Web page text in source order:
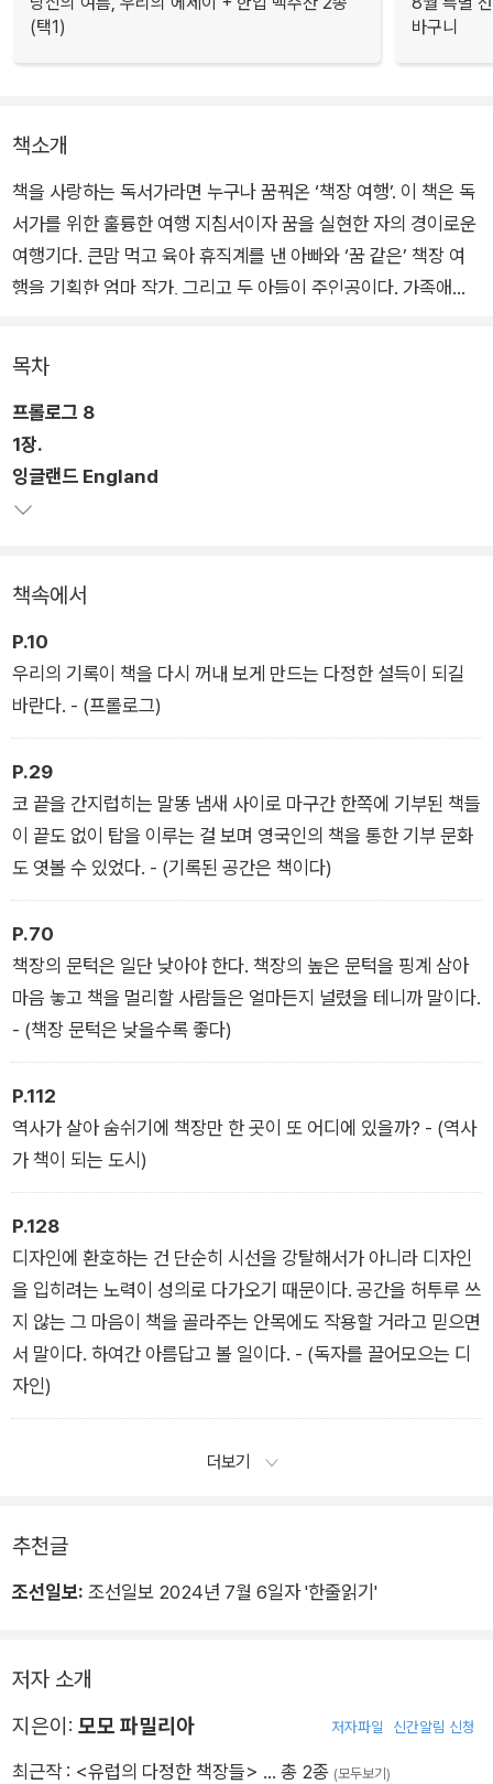
(택1)
바구니
책소개
책을 사랑하는 독서가라면 누구나 꿈꿔온 ‘책장 여행’. 이 책은 독
서가를 위한 훌륭한 여행 지침서이자 꿈을 실현한 자의 경이로운
여행기다. 큰맘 먹고 육아 휴직계를 낸 아빠와 ‘꿈 같은’ 책장 여
행을 기획한 엄마 작가, 그리고 두 아들이 주인공이다. 가족애로
대한 도서관은 물론 구도심 한편의 소박한 책방들을 찾아 나선다.
책을 주제로 한 대화는 만국 공통의 소통 방법이다. 언어의 장벽
을 가뿐히 넘고, 인연은 물 흐르듯 이어진다. 책장 여행은 끝내 책
너머의 사람을 향한 이야기로 나아간다. 지은이와 편집자·마케터·
서점 판매원·도서관 사서 그리고 책을 집어 든 독자까지. 로마 카
다.
이 책은 유럽의 또 다른 매력을 발견하게 해준다. 오랜 기간 준비
한 여행인 만큼, 모모 파밀리아가 방문한 책장들은 그 이름만 들
어도 여행 욕구가 샘솟는다. 익히 유명한 렐루 서점과 파리의 셰
익스피어 앤 컴퍼니는 물론, 에스토니아 탈린의 중앙 도서관, 몬
테네그로 비하치의 공립 도서관 등 저마다 역사·문화적으로 의미
깊은 책장들이 등장한다.
목차
프롤로그 8
1장.
잉글랜드 England
책속에서
P.10
우리의 기록이 책을 다시 꺼내 보게 만드는 다정한 설득이 되길
바란다. - (프롤로그)
P.29
코 끝을 간지럽히는 말똥 냄새 사이로 마구간 한쪽에 기부된 책들
이 끝도 없이 탑을 이루는 걸 보며 영국인의 책을 통한 기부 문화
도 엿볼 수 있었다. - (기록된 공간은 책이다)
P.70
책장의 문턱은 일단 낮아야 한다. 책장의 높은 문턱을 핑계 삼아
마음 놓고 책을 멀리할 사람들은 얼마든지 널렸을 테니까 말이다.
- (책장 문턱은 낮을수록 좋다)
P.112
역사가 살아 숨쉬기에 책장만 한 곳이 또 어디에 있을까? - (역사
가 책이 되는 도시)
P.128
디자인에 환호하는 건 단순히 시선을 강탈해서가 아니라 디자인
을 입히려는 노력이 성의로 다가오기 때문이다. 공간을 허투루 쓰
지 않는 그 마음이 책을 골라주는 안목에도 작용할 거라고 믿으면
서 말이다. 하여간 아름답고 볼 일이다. - (독자를 끌어모으는 디
자인)
더보기
추천글
조선일보: 조선일보 2024년 7월 6일자 '한줄읽기'
저자 소개
지은이: 모모 파밀리아 저자파일 신간알림 신청
최근작 : <유럽의 다정한 책장들> … 총 2종 (모두보기)